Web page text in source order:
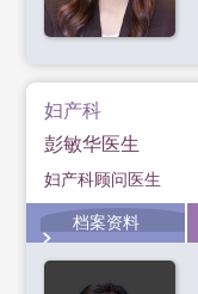
妇产科
彭敏华医生
妇产科顾问医生
档案资料